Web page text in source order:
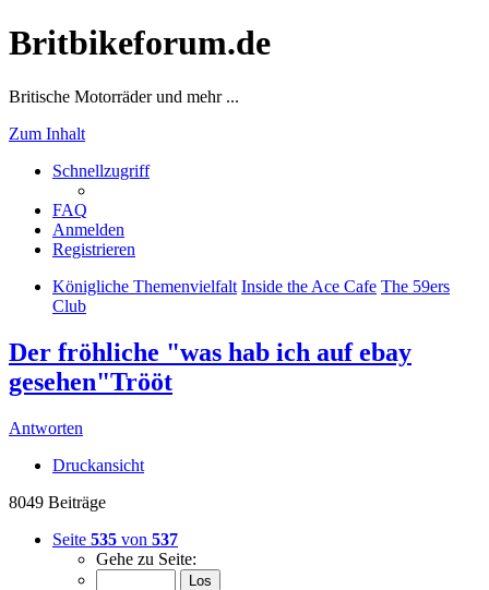
Britbikeforum.de
Britische Motorräder und mehr ...
Zum Inhalt
Schnellzugriff
FAQ
Anmelden
Registrieren
Königliche Themenvielfalt Inside the Ace Cafe The 59ers
Club
Der fröhliche "was hab ich auf ebay
gesehen"Trööt
Antworten
Druckansicht
8049 Beiträge
Seite 535 von 537
Gehe zu Seite: